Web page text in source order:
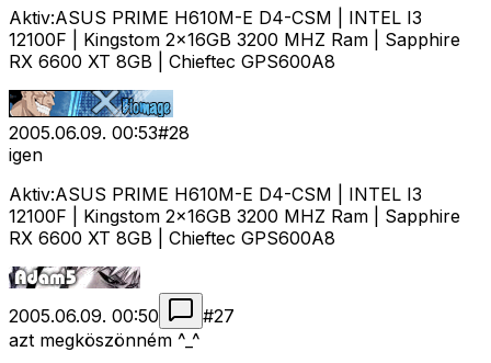
Aktiv:ASUS PRIME H610M-E D4-CSM | INTEL I3
12100F | Kingstom 2x16GB 3200 MHZ Ram | Sapphire
RX 6600 XT 8GB | Chieftec GPS600A8
2005.06.09. 00:53#28
igen
Aktiv:ASUS PRIME H610M-E D4-CSM | INTEL I3
12100F | Kingstom 2x16GB 3200 MHZ Ram | Sapphire
RX 6600 XT 8GB | Chieftec GPS600A8
2005.06.09. 00:50 #27
azt megköszönném ^_^